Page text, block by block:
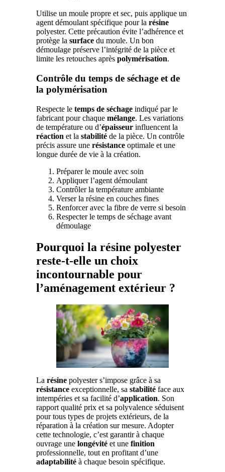
Utilise un moule propre et sec, puis applique un
agent démoulant spécifique pour la résine
polyester. Cette précaution évite l’adhérence et
protège la surface du moule. Un bon
démoulage préserve l’intégrité de la pièce et
limite les retouches après polymérisation.
Contrôle du temps de séchage et de
la polymérisation
Respecte le temps de séchage indiqué par le
fabricant pour chaque mélange. Les variations
de température ou d’épaisseur influencent la
réaction et la stabilité de la pièce. Un contrôle
précis assure une résistance optimale et une
longue durée de vie à la création.
Préparer le moule avec soin
Appliquer l’agent démoulant
Contrôler la température ambiante
Verser la résine en couches fines
Renforcer avec la fibre de verre si besoin
Respecter le temps de séchage avant
démoulage
Pourquoi la résine polyester
reste-t-elle un choix
incontournable pour
l’aménagement extérieur ?
La résine polyester s’impose grâce à sa
résistance exceptionnelle, sa stabilité face aux
intempéries et sa facilité d’application. Son
rapport qualité prix et sa polyvalence séduisent
pour tous types de projets extérieurs, de la
réparation à la création sur mesure. Adopter
cette technologie, c’est garantir à chaque
ouvrage une longévité et une finition
professionnelle, tout en profitant d’une
adaptabilité à chaque besoin spécifique.